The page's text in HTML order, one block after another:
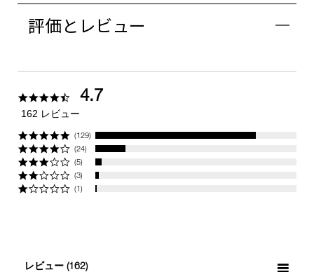
評価とレビュー
4.74.7
162 レビュー
(129)
(24)
(5)
(3)
(1)
レビュー (162)